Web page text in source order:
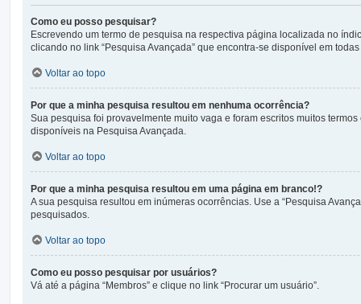
Como eu posso pesquisar?
Escrevendo um termo de pesquisa na respectiva página localizada no
clicando no link “Pesquisa Avançada” que encontra-se disponível em
Voltar ao topo
Por que a minha pesquisa resultou em nenhuma ocorrência?
Sua pesquisa foi provavelmente muito vaga e foram escritos muitos
disponíveis na Pesquisa Avançada.
Voltar ao topo
Por que a minha pesquisa resultou em uma página em branco!?
A sua pesquisa resultou em inúmeras ocorrências. Use a “Pesquisa
pesquisados.
Voltar ao topo
Como eu posso pesquisar por usuários?
Vá até a página “Membros” e clique no link “Procurar um usuário”.